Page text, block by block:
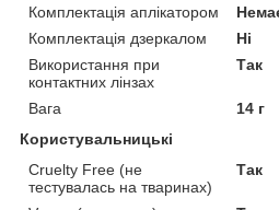
Комплектація аплікатором
Комплектація дзеркалом
Ні
Використання при
контактних лінзах
Так
Вага
14 г
Користувальницькі
Cruelty Free (не
тестувалась на тваринах)
Так